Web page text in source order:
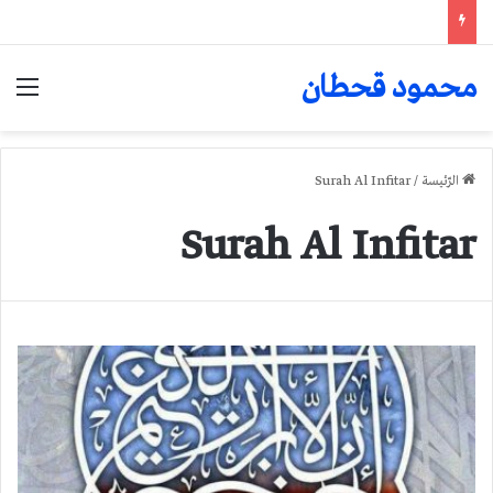
محمود قحطان
الرّئيسة /
Surah Al Infitar
Surah Al Infitar